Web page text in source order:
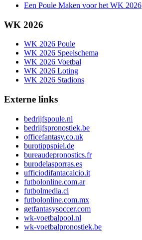
Een Poule Maken voor het WK 2026
WK 2026
WK 2026 Poule
WK 2026 Speelschema
WK 2026 Voetbal
WK 2026 Loting
WK 2026 Stadions
Externe links
bedrijfspoule.nl
bedrijfspronostiek.be
officefantasy.co.uk
burotippspiel.de
bureaudepronostics.fr
burodelasporras.es
ufficiodifantacalcio.it
futbolonline.com.ar
futbolmedia.cl
futbolonline.com.mx
getfantasysoccer.com
wk-voetbalpool.nl
wk-voetbalpronostiek.be